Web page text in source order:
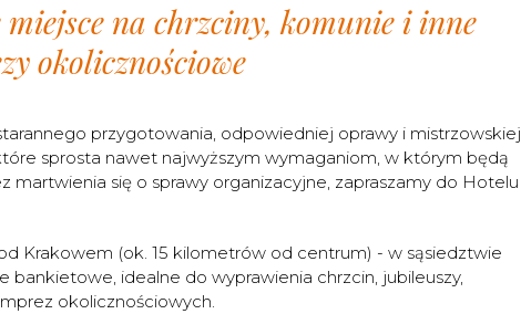
na chrzciny, komunie i inne
okolicznościowe
przygotowania, odpowiedniej oprawy i mistrzowskiej
sprosta nawet najwyższym wymaganiom, w którym będą
martwienia się o sprawy organizacyjne, zapraszamy do Hotelu
Krakowem (ok. 15 kilometrów od centrum) - w sąsiedztwie
bankietowe, idealne do wyprawienia chrzcin, jubileuszy,
okolicznościowych.